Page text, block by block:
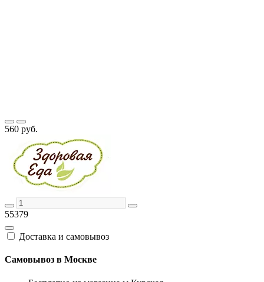
560 руб.
55379
Доставка и самовывоз
Самовывоз в Москве